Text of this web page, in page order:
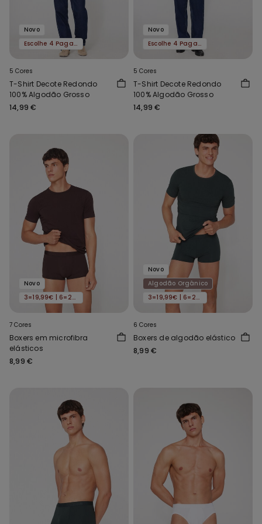
Novo
Escolhe 4 Paga 3
5 Cores
T-Shirt Decote Redondo
100% Algodão Grosso
14,99 €
Novo
Escolhe 4 Paga 3
5 Cores
T-Shirt Decote Redondo
100% Algodão Grosso
14,99 €
Novo
3=19,99€ | 6=29,99€
7 Cores
Boxers em microfibra
elásticos
8,99 €
Novo
Algodão Orgânico
3=19,99€ | 6=29,99€
6 Cores
Boxers de algodão elástico
8,99 €